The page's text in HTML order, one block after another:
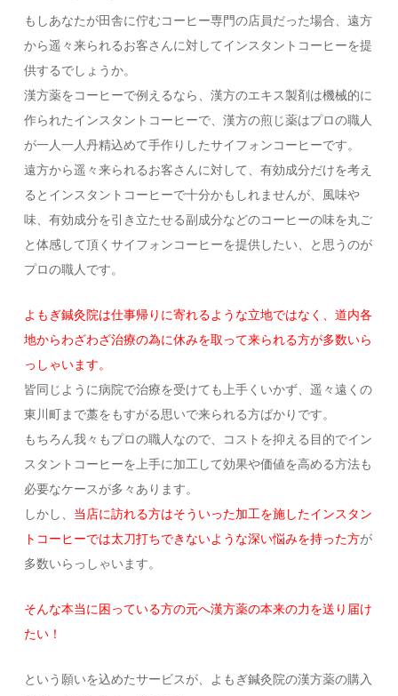
もしあなたが田舎に佇むコーヒー専門の店員だった場合、遠方
から遥々来られるお客さんに対してインスタントコーヒーを提
供するでしょうか。
漢方薬をコーヒーで例えるなら、漢方のエキス製剤は機械的に
作られたインスタントコーヒーで、漢方の煎じ薬はプロの職人
が一人一人丹精込めて手作りしたサイフォンコーヒーです。
遠方から遥々来られるお客さんに対して、有効成分だけを考え
るとインスタントコーヒーで十分かもしれませんが、風味や
味、有効成分を引き立たせる副成分などのコーヒーの味を丸ご
と体感して頂くサイフォンコーヒーを提供したい、と思うのが
プロの職人です。
よもぎ鍼灸院は仕事帰りに寄れるような立地ではなく、道内各
地からわざわざ治療の為に休みを取って来られる方が多数いら
っしゃいます。
皆同じように病院で治療を受けても上手くいかず、遥々遠くの
東川町まで藁をもすがる思いで来られる方ばかりです。
もちろん我々もプロの職人なので、コストを抑える目的でイン
スタントコーヒーを上手に加工して効果や価値を高める方法も
必要なケースが多々あります。
しかし、 当店に訪れる方はそういった加工を施したインスタン
トコーヒーでは太刀打ちできないような深い悩みを持った方が
多数いらっしゃいます。
そんな本当に困っている方の元へ漢方薬の本来の力を送り届け
たい！
という願いを込めたサービスが、よもぎ鍼灸院の漢方薬の購入